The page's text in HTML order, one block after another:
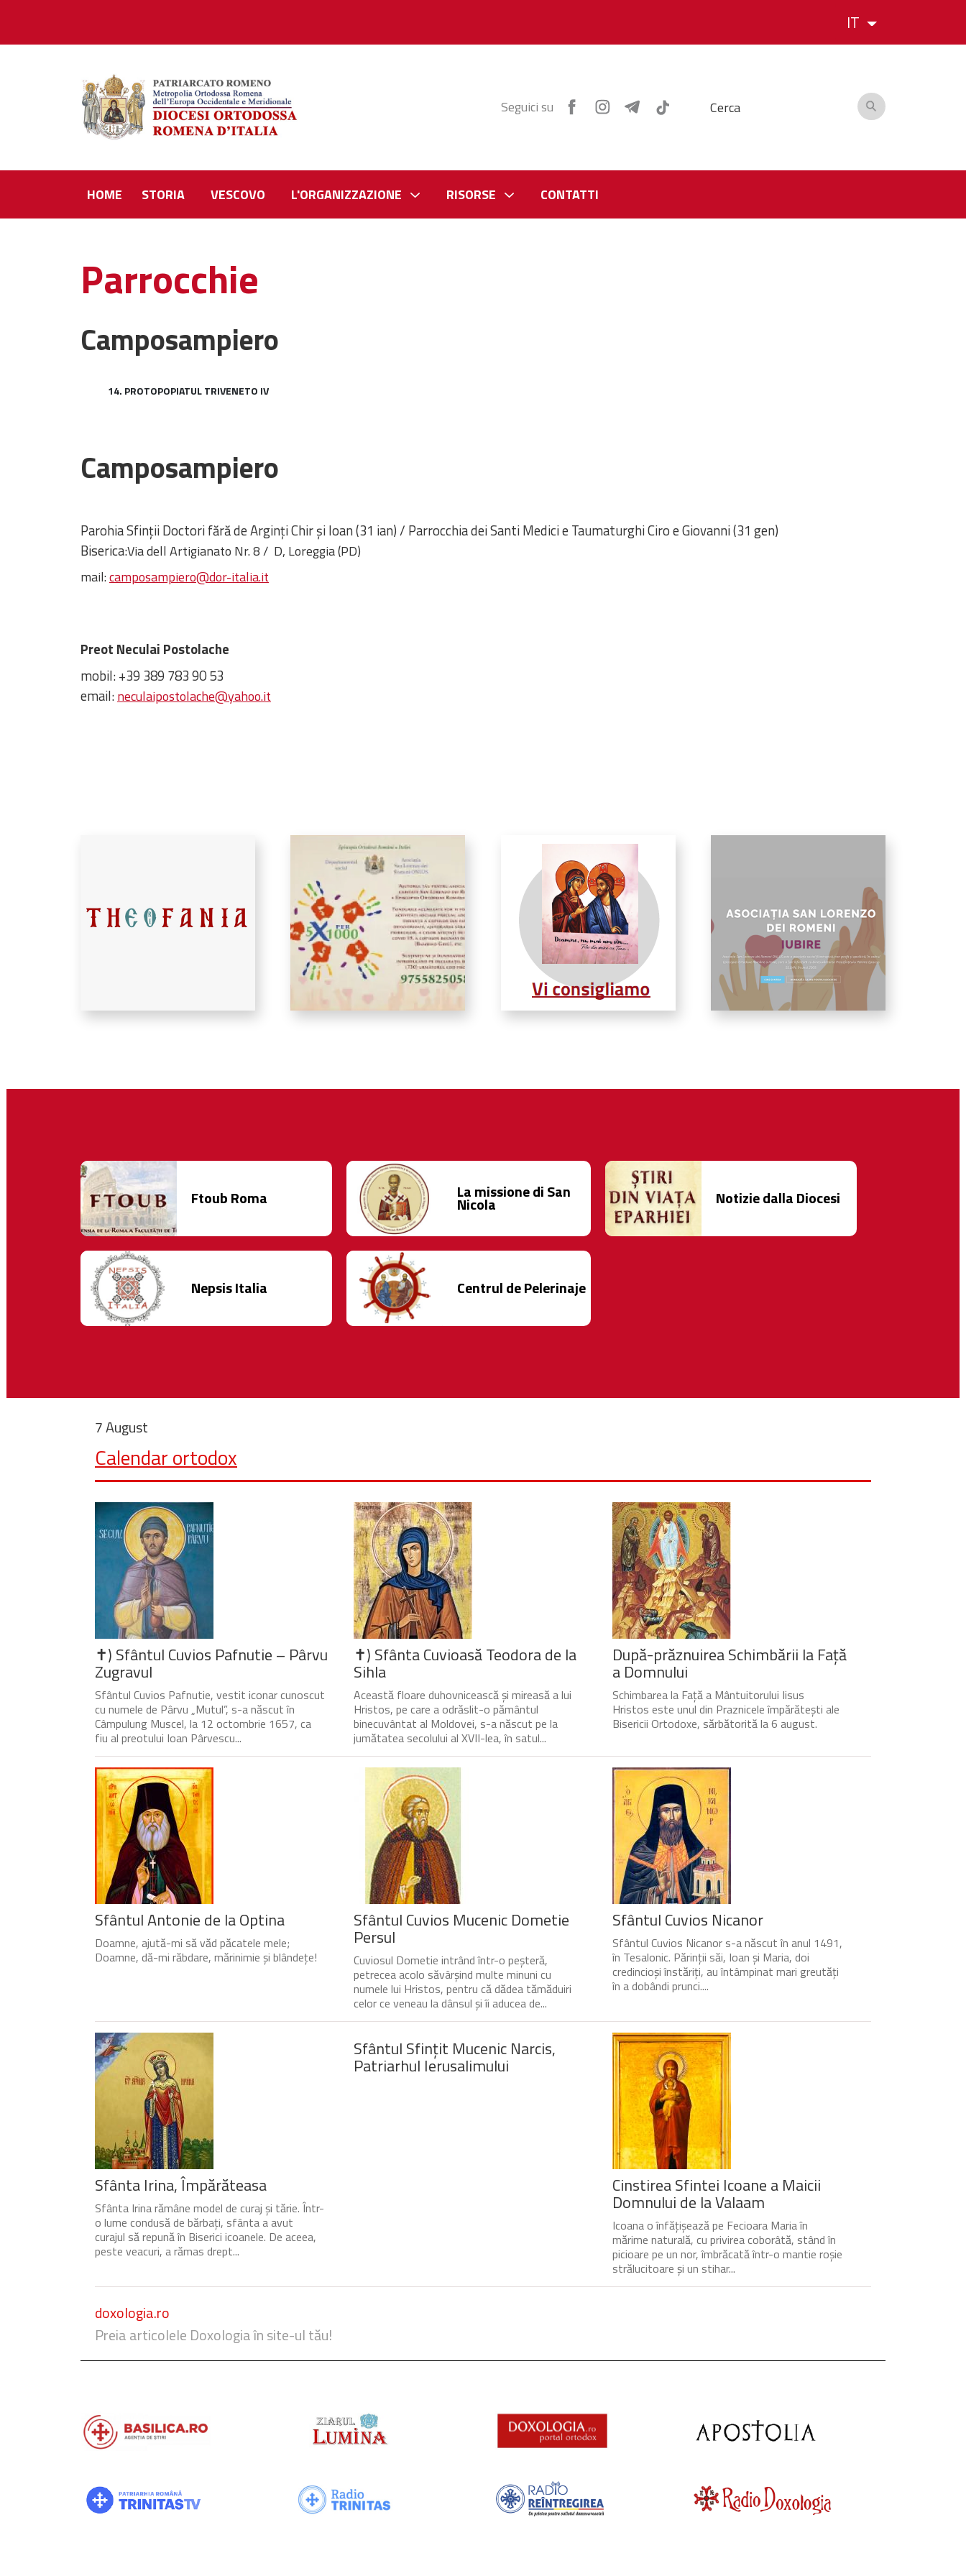
IT
Seguici su Cerca
HOME STORIA VESCOVO L'ORGANIZZAZIONE RISORSE CONTATTI
Parrocchie
Camposampiero
14. PROTOPOPIATUL TRIVENETO IV
Camposampiero
Parohia Sfinţii Doctori fără de Arginți Chir și Ioan (31 ian) / Parrocchia dei Santi Medici e Taumaturghi Ciro e Giovanni (31 gen)
Biserica:Via dell Artigianato Nr. 8 / D, Loreggia (PD)
mail:camposampiero@dor-italia.it
Preot Neculai Postolache
mobil: +39 389 783 90 53
email:neculaipostolache@yahoo.it
Ftoub Roma La missione di San
Nicola Notizie dalla Diocesi
Nepsis Italia Centrul de Pelerinaje
7 August
Calendar ortodox
✝) Sfântul Cuvios Pafnutie – Pârvu
Zugravul
Sfântul Cuvios Pafnutie, vestit iconar cunoscut
cu numele de Pârvu „Mutul”, s-a născut în
Câmpulung Muscel, la 12 octombrie 1657, ca
fiu al preotului Ioan Pârvescu...
✝) Sfânta Cuvioasă Teodora de la
Sihla
Această floare duhovnicească și mireasă a lui
Hristos, pe care a odrăslit-o pământul
binecuvântat al Moldovei, s-a născut pe la
jumătatea secolului al XVII-lea, în satul...
După-prăznuirea Schimbării la Față
a Domnului
Schimbarea la Față a Mântuitorului Iisus
Hristos este unul din Praznicele împărătești ale
Bisericii Ortodoxe, sărbătorită la 6 august.
Sfântul Antonie de la Optina
Doamne, ajută-mi să văd păcatele mele;
Doamne, dă-mi răbdare, mărinimie şi blândeţe!
Sfântul Cuvios Mucenic Dometie
Persul
Cuviosul Dometie intrând într-o peșteră,
petrecea acolo săvârșind multe minuni cu
numele lui Hristos, pentru că dădea tămăduiri
celor ce veneau la dânsul și îi aducea de...
Sfântul Cuvios Nicanor
Sfântul Cuvios Nicanor s-a născut în anul 1491,
în Tesalonic. Părinții săi, Ioan și Maria, doi
credincioși înstăriți, au întâmpinat mari greutăți
în a dobândi prunci....
Sfânta Irina, Împărăteasa
Sfânta Irina rămâne model de curaj și tărie. Într-
o lume condusă de bărbați, sfânta a avut
curajul să repună în Biserici icoanele. De aceea,
peste veacuri, a rămas drept...
Sfântul Sfinţit Mucenic Narcis,
Patriarhul Ierusalimului
Cinstirea Sfintei Icoane a Maicii
Domnului de la Valaam
Icoana o înfățișează pe Fecioara Maria în
mărime naturală, cu privirea coborâtă, stând în
picioare pe un nor, îmbrăcată într-o mantie roșie
strălucitoare și un stihar...
doxologia.ro
Preia articolele Doxologia în site-ul tău!